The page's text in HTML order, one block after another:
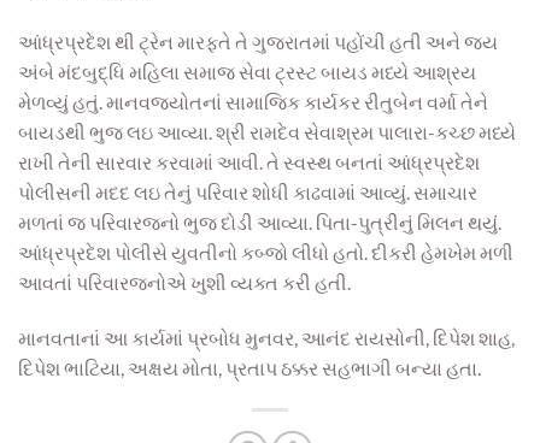
આંધ્રપ્રદેશ થી ટ્રેન મારફતે તે ગુજરાતમાં પહોંચી હતી અને જય
અંબે મંદબુદ્ધિ મહિલા સમાજ સેવા ટ્રસ્ટ બાયડ મધ્યે આશ્રય
મેળવ્યું હતું. માનવજ્યોતનાં સામાજિક કાર્યકર રીતુબેન વર્મા તેને
બાયડથી ભુજ લઇ આવ્યા. શ્રી રામદેવ સેવાશ્રમ પાલારા-કચ્છ મધ્યે
રાખી તેની સારવાર કરવામાં આવી. તે સ્વસ્થ બનતાં આંધ્રપ્રદેશ
પોલીસની મદદ લઇ તેનું પરિવાર શોધી કાઢવામાં આવ્યું. સમાચાર
મળતાં જ પરિવારજનો ભુજ દોડી આવ્યા. પિતા-પુત્રીનું મિલન થયું.
આંધ્રપ્રદેશ પોલીસે યુવતીનો કબ્જો લીધો હતો. દીકરી હેમખેમ મળી
આવતાં પરિવારજનોએ ખુશી વ્યક્ત કરી હતી.
માનવતાનાં આ કાર્યમાં પ્રબોધ મુનવર, આનંદ રાયસોની, દિપેશ શાહ,
દિપેશ ભાટિયા, અક્ષય મોતા, પ્રતાપ ઠક્કર સહભાગી બન્યા હતા.